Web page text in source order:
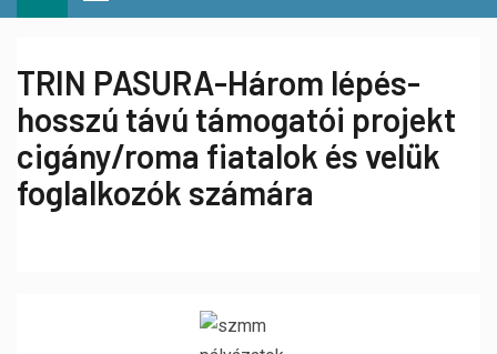
TRIN PASURA-Három lépés-
hosszú távú támogatói projekt
cigány/roma fiatalok és velük
foglalkozók számára